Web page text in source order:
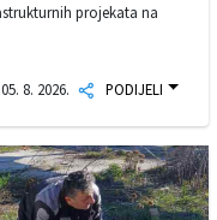
projekata na
05. 8. 2026. PODIJELI